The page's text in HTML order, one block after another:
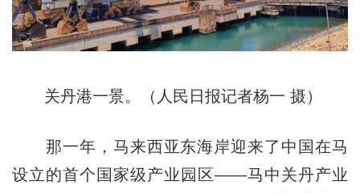
关丹港一景。（人民日报记者杨一 摄）
那一年，马来西亚东海岸迎来了中国在马
设立的首个国家级产业园区——马中关丹产业